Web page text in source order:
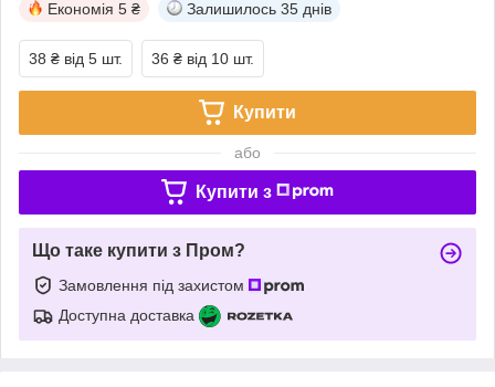
Економія 5 ₴ Залишилось 35 днів
38 ₴ від 5 шт. 36 ₴ від 10 шт.
Купити
або
Купити з
Що таке купити з Пром?
Замовлення під захистом
Доступна доставка